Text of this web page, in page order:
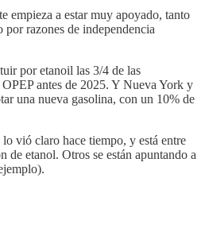
empieza a estar muy apoyado, tanto
razones de independencia
por etanoil las 3/4 de las
antes de 2025. Y Nueva York y
una nueva gasolina, con un 10% de
vió claro hace tiempo, y está entre
de etanol. Otros se están apuntando a